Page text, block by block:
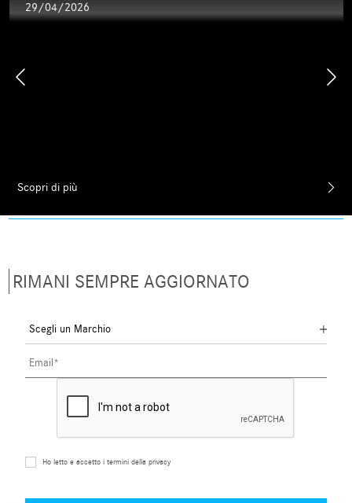
29/04/2026
Scopri di più
RIMANI SEMPRE AGGIORNATO
Ho letto e accetto i termini della privacy